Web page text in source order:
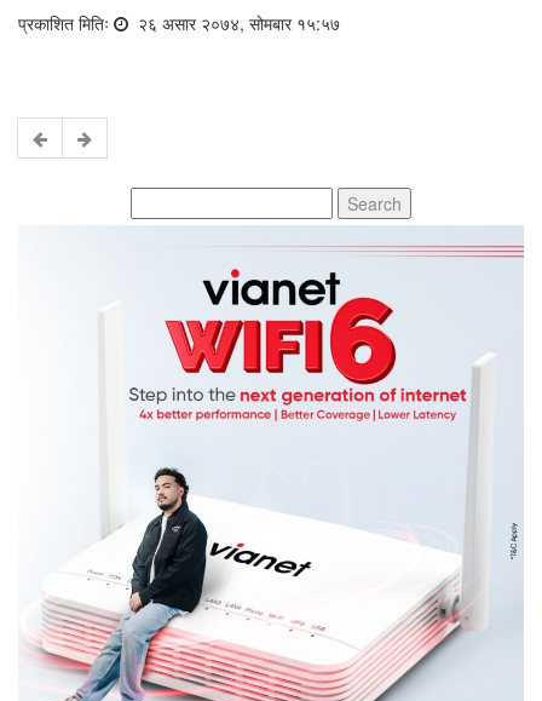
प्रकाशित मितिः २६ असार २०७४, सोमबार १५:५७
for: